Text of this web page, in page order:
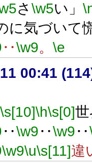
さ \w5い」
に気づいて
‥\w9。 \e
00:41
\s[10]\h\s[0]
‥\w9‥\w9‥
\w9\u\s[11]違